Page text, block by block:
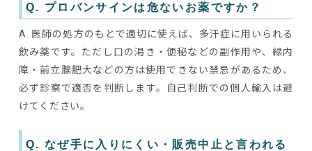
Q. プロバンサインは危ないお薬ですか？
A. 医師の処方のもとで適切に使えば、多汗症に用いられる
飲み薬です。ただし口の渇き・便秘などの副作用や、緑内
障・前立腺肥大などの方は使用できない禁忌があるため、
必ず診察で適否を判断します。自己判断での個人輸入は避
けてください。
Q. なぜ手に入りにくい・販売中止と言われる